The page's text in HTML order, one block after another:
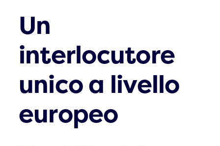
Un
interlocutore
unico a livello
europeo